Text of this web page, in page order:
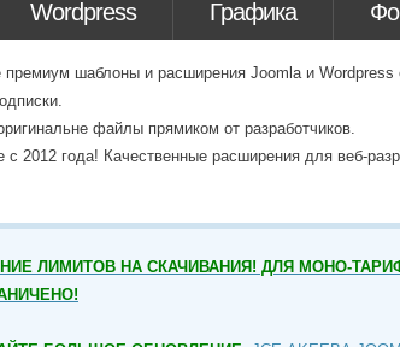
Wordpress Графика
шаблоны и расширения Joomla и Wordpress
файлы прямиком от разработчиков.
2012 года! Качественные расширения для веб-
ЛИМИТОВ НА СКАЧИВАНИЯ! ДЛЯ МОНО-